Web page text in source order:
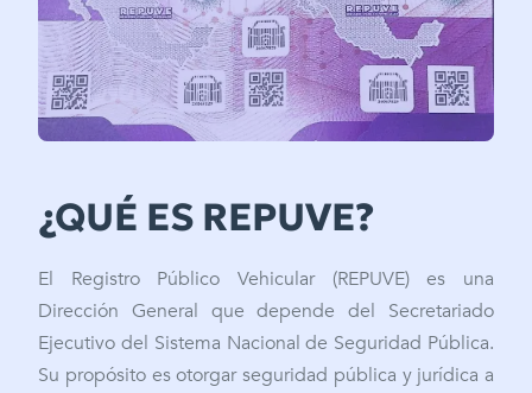
¿QUÉ ES REPUVE?
El Registro Público Vehicular (REPUVE) es una
Dirección General que depende del Secretariado
Ejecutivo del Sistema Nacional de Seguridad Pública.
Su propósito es otorgar seguridad pública y jurídica a